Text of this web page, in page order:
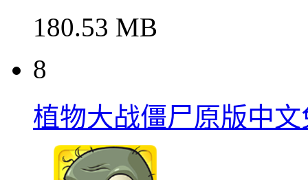
180.53 MB
8
植物大战僵尸原版中